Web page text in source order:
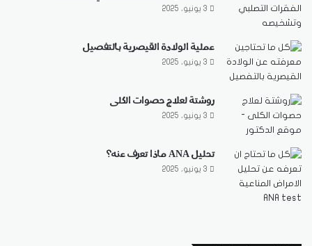
3 يونيو، 2025
عملية الولادة القيصرية بالتفصيل
3 يونيو، 2025
روشتة لعلاج حصوات الكلى
3 يونيو، 2025
تحليل ANA ماذا تعرف عنه؟
3 يونيو، 2025